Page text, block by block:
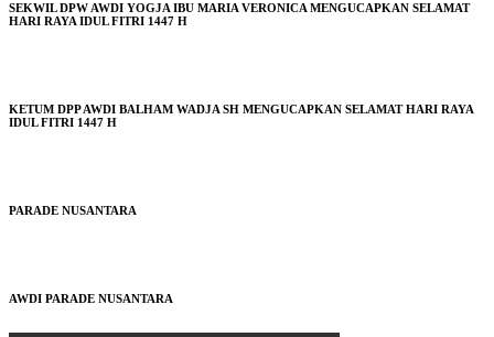
SEKWIL DPW AWDI YOGJA IBU MARIA VERONICA MENGUCAPKAN SELAMAT
HARI RAYA IDUL FITRI 1447 H
KETUM DPP AWDI BALHAM WADJA SH MENGUCAPKAN SELAMAT HARI RAYA
IDUL FITRI 1447 H
PARADE NUSANTARA
AWDI PARADE NUSANTARA